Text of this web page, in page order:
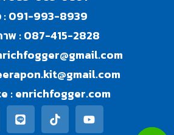
:091-993-8939
พ :087-415-2828
:enrichfogger.com